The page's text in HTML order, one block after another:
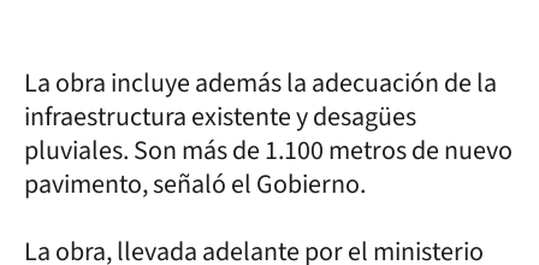
La obra incluye además la adecuación de la
infraestructura existente y desagües
pluviales. Son más de 1.100 metros de nuevo
pavimento, señaló el Gobierno.
La obra, llevada adelante por el ministerio